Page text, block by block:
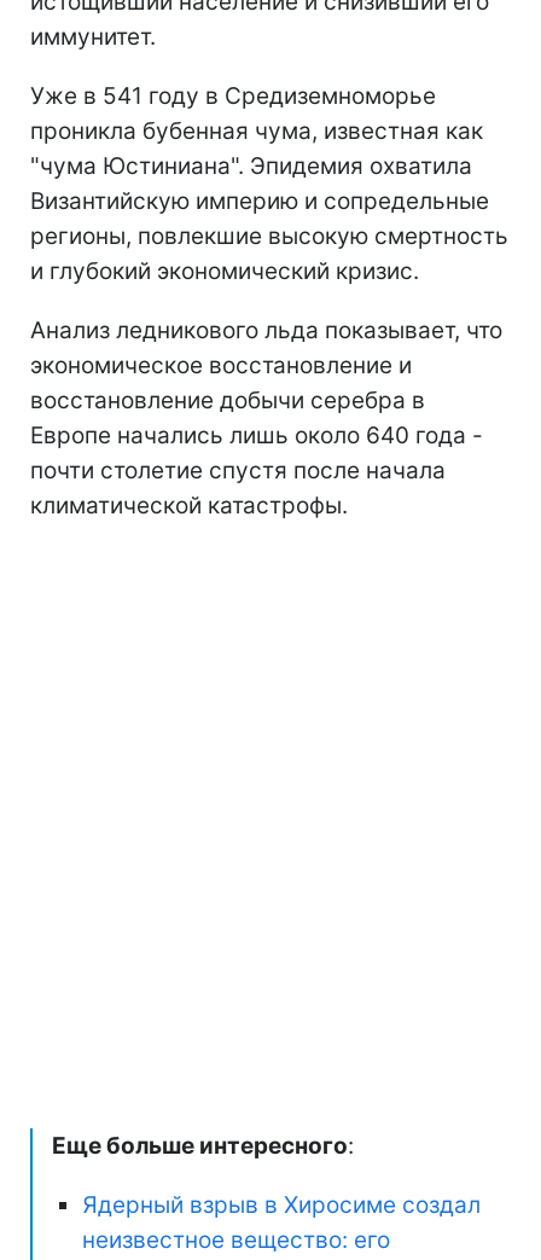
иммунитет.
Уже в 541 году в Средиземноморье
проникла бубенная чума, известная как
"чума Юстиниана". Эпидемия охватила
Византийскую империю и сопредельные
регионы, повлекшие высокую смертность
и глубокий экономический кризис.
Анализ ледникового льда показывает, что
экономическое восстановление и
восстановление добычи серебра в
Европе начались лишь около 640 года -
почти столетие спустя после начала
климатической катастрофы.
Еще больше интересного:
Ядерный взрыв в Хиросиме создал
неизвестное вещество: его